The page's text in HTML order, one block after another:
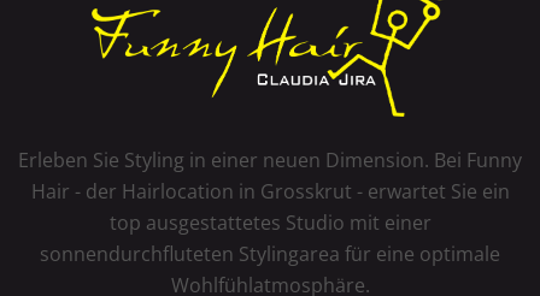
Erleben Sie Styling in einer neuen Dimension. Bei Funny
Hair - der Hairlocation in Grosskrut - erwartet Sie ein
top ausgestattetes Studio mit einer
sonnendurchfluteten Stylingarea für eine optimale
Wohlfühlatmosphäre.